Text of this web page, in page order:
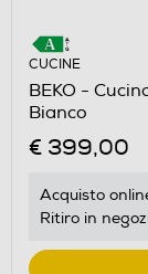
CUCINE
BEKO -
Bianco
€ 399,00
Acquisto
Ritiro in